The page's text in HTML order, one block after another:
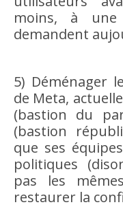
moins, à une
demandent
5) Déménager
de Meta,
(bastion du
(bastion
que ses
politiques
pas les
restaurer la